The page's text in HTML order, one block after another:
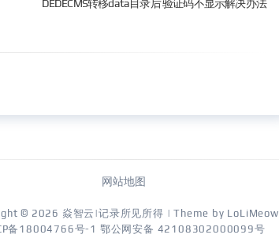
DEDECMS转移data目录后 验证码不显示解决办法
网站地图
© 2026 焱智云|记录所见所得 | Theme by LoLiMeow
备18004766号-1 鄂公网安备 42108302000099号